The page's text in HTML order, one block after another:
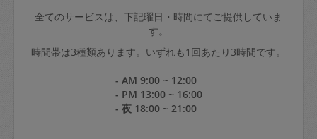
全てのサービスは、下記曜日・時間にてご提供していま
す。
時間帯は3種類あります。いずれも1回あたり3時間です。
- AM 9:00 ~ 12:00
- PM 13:00 ~ 16:00
- 夜 18:00 ~ 21:00